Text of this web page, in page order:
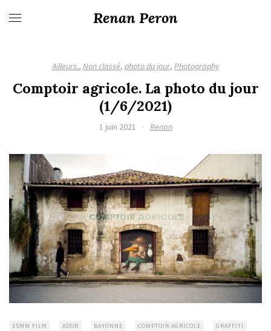
Renan Peron
Ailleurs., Non classé, photo du jour, Photography
Comptoir agricole. La photo du jour
(1/6/2021)
1 juin 2021 · Renan
35MM FILM ADOR BAYONNE COMPTOIR AGRICOLE GRAFFITI